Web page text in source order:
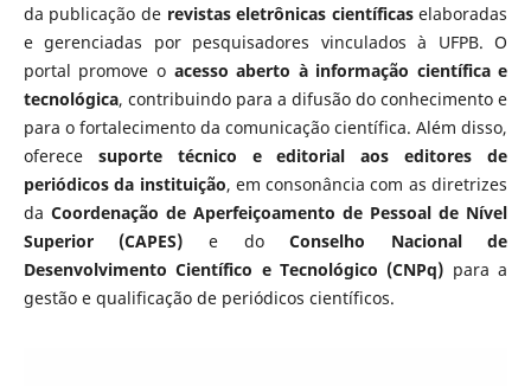
da publicação de revistas eletrônicas científicaselaboradas
e gerenciadas por pesquisadores vinculados à UFPB. O
portal promove o acesso aberto à informação científica e
tecnológica, contribuindo para a difusão do conhecimento e
para o fortalecimento da comunicação científica. Além disso,
oferece suporte técnico e editorial aos editores de
periódicos da instituição, em consonância com as diretrizes
da Coordenação de Aperfeiçoamento de Pessoal de Nível
Superior (CAPES) e doConselho Nacional de
Desenvolvimento Científico e Tecnológico (CNPq) para a
gestão e qualificação de periódicos científicos.